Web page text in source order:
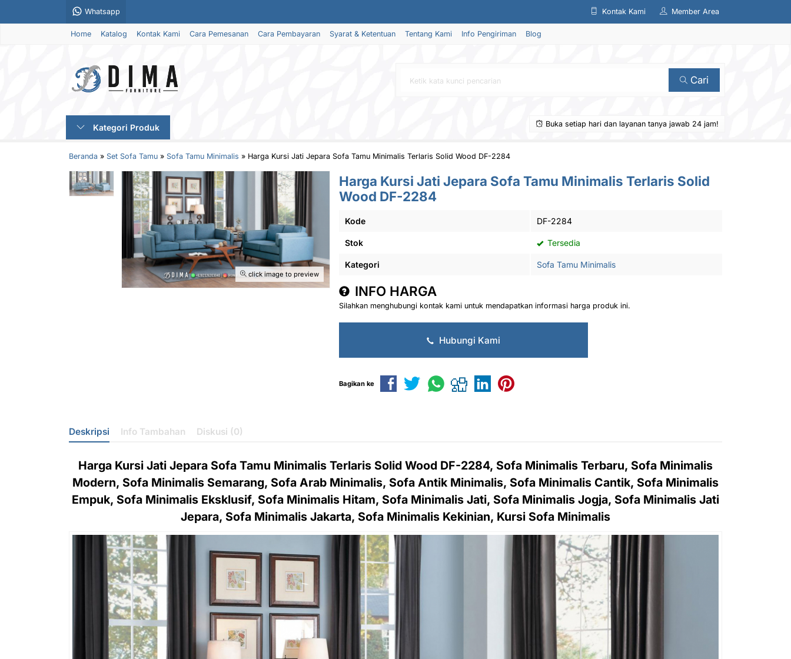
Whatsapp Kontak Kami Member Area
Home Katalog Kontak Kami Cara Pemesanan Cara Pembayaran Syarat & Ketentuan Tentang Kami Info Pengiriman Blog
Cari
Kategori Produk Buka setiap hari dan layanan tanya jawab 24 jam!
Beranda » Set Sofa Tamu » Sofa Tamu Minimalis » Harga Kursi Jati Jepara Sofa Tamu Minimalis Terlaris Solid Wood DF-2284
click image to preview
Harga Kursi Jati Jepara Sofa Tamu Minimalis Terlaris Solid
Wood DF-2284
Kode DF-2284
Stok Tersedia
Kategori Sofa Tamu Minimalis
INFO HARGA
Silahkan menghubungi kontak kami untuk mendapatkan informasi harga produk ini.
Hubungi Kami
Bagikan ke
Deskripsi Info Tambahan Diskusi (0)
Harga Kursi Jati Jepara Sofa Tamu Minimalis Terlaris Solid Wood DF-2284, Sofa Minimalis Terbaru, Sofa Minimalis
Modern, Sofa Minimalis Semarang, Sofa Arab Minimalis, Sofa Antik Minimalis, Sofa Minimalis Cantik, Sofa Minimalis
Empuk, Sofa Minimalis Eksklusif, Sofa Minimalis Hitam, Sofa Minimalis Jati, Sofa Minimalis Jogja, Sofa Minimalis Jati
Jepara, Sofa Minimalis Jakarta, Sofa Minimalis Kekinian, Kursi Sofa Minimalis